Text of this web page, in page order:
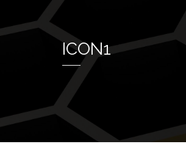
ICON1